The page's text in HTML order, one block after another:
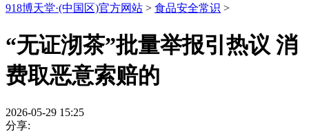
918博天堂·(中国区)官方网站 > 食品安全常识 >
“无证沏茶”批量举报引热议 消
费取恶意索赔的
2026-05-29 15:25
分享: